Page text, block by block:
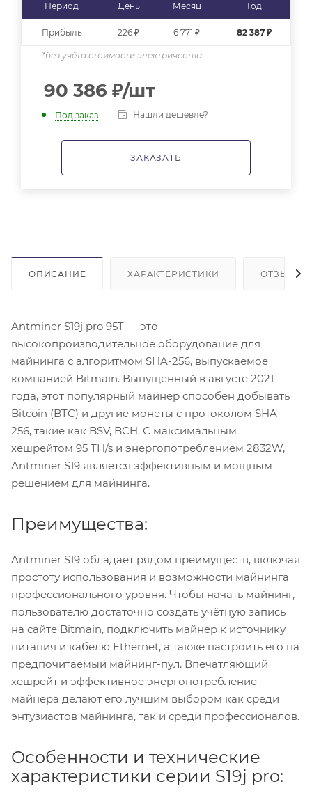
Период День Месяц Год
Прибыль 226 ₽ 6 771 ₽ 82 387 ₽
*без учёта стоимости электричества
90 386 ₽/шт
Под заказ Нашли дешевле?
ЗАКАЗАТЬ
ОПИСАНИЕ ХАРАКТЕРИСТИКИ ОТЗЫВЫ
Antminer S19j pro 95T — это
высокопроизводительное оборудование для
майнинга с алгоритмом SHA-256, выпускаемое
компанией Bitmain. Выпущенный в августе 2021
года, этот популярный майнер способен добывать
Bitcoin (BTC) и другие монеты с протоколом SHA-
256, такие как BSV, BCH. С максимальным
хешрейтом 95 TH/s и энергопотреблением 2832W,
Antminer S19 является эффективным и мощным
решением для майнинга.
Преимущества:
Antminer S19 обладает рядом преимуществ, включая
простоту использования и возможности майнинга
профессионального уровня. Чтобы начать майнинг,
пользователю достаточно создать учётную запись
на сайте Bitmain, подключить майнер к источнику
питания и кабелю Ethernet, а также настроить его на
предпочитаемый майнинг-пул. Впечатляющий
хешрейт и эффективное энергопотребление
майнера делают его лучшим выбором как среди
энтузиастов майнинга, так и среди профессионалов.
Особенности и технические
характеристики серии S19j pro: